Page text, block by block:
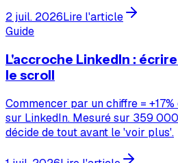
2 juil. 2026Lire l'article
Guide
L'accroche LinkedIn :
le scroll
Commencer par un chiffre =
sur LinkedIn. Mesuré sur 359
décide de tout avant le 'voir plus'.